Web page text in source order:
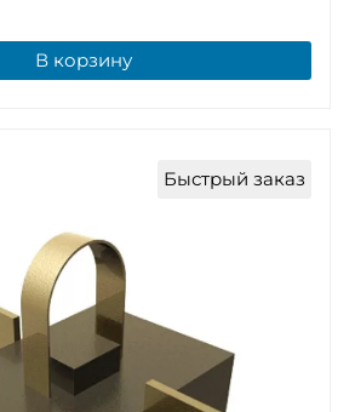
В корзину
Быстрый заказ